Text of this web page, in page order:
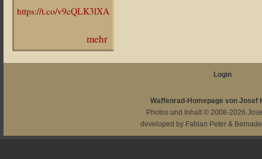
https://t.co/v9cQLK3lXA
mehr
Login
Waffenrad-Homepage von Josef
Photos und Inhalt © 2008-2026
developed by Fabian Peter &